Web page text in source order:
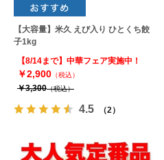
【大容量】米久 えび入り ひとくち餃
子1kg
【8/14まで】中華フェア実施中！
￥2,900 （税込）
￥3,300（税込）
4.5 （2）